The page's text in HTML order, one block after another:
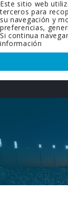
Este sitio web
terceros para
su navegación y
preferencias,
Si continua
información